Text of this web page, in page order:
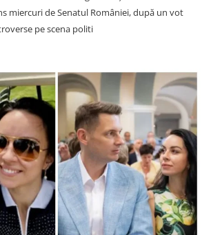
miercuri de Senatul României, după un vot
pe scena politi